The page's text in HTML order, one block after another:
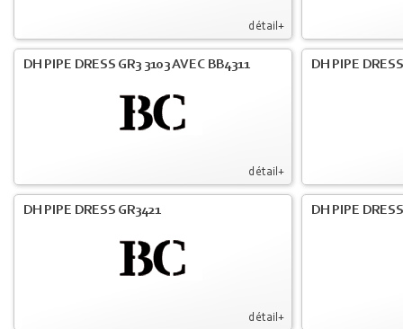
détail+
détail+
DH PIPE DRESS GR3 3103 AVEC BB4311 DH PIPE
détail+
DH PIPE DRESS GR3421 DH PIPE